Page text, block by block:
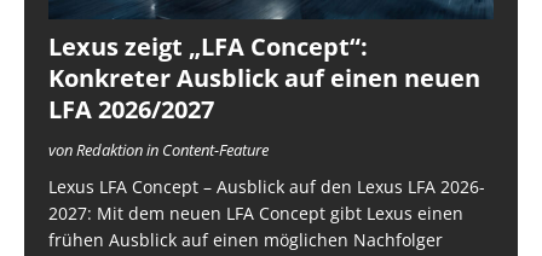
Lexus zeigt „LFA Concept“:
Konkreter Ausblick auf einen neuen
LFA 2026/2027
von Redaktion in Content-Feature
Lexus LFA Concept – Ausblick auf den Lexus LFA 2026-
2027: Mit dem neuen LFA Concept gibt Lexus einen
frühen Ausblick auf einen möglichen Nachfolger